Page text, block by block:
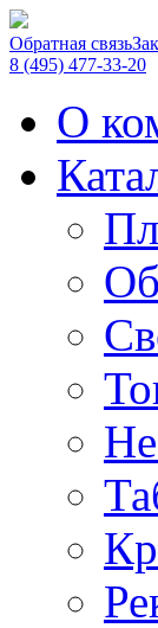
Обратная связь
8 (495) 477-33-20
О